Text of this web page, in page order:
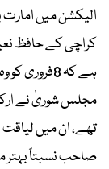
الیکشن میں
کراچی کے حافظ
ہے کہ
مجلس شوریٰ نے
تھے، ان میں
صاحب نسبتاً